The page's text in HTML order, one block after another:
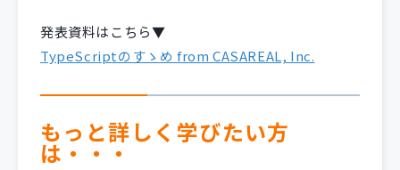
発表資料はこちら▼
TypeScriptのすゝめ from CASAREAL, Inc.
もっと詳しく学びたい方
は・・・